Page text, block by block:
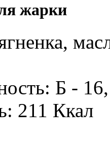
жарки
Б -
211 Ккал